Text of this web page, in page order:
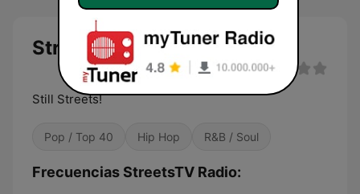
StreetsTV Radio en directo
Still Streets!
Pop / Top 40 Hip Hop R&B / Soul
Frecuencias StreetsTV Radio: